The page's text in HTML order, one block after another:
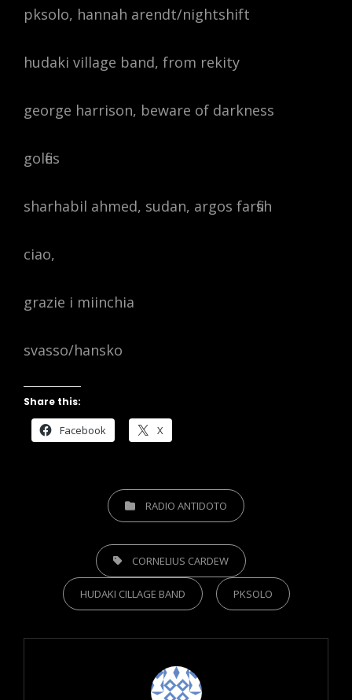
pksolo, hannah arendt/nightshift
hudaki village band, from rekity
george harrison, beware of darkness
golfies
sharhabil ahmed, sudan, argos farfish
ciao,
grazie i miinchia
svasso/hansko
Share this:
Facebook X
CATEGORIESRADIO ANTIDOTO
TAGS, CORNELIUS CARDEW
HUDAKI CILLAGE BAND PKSOLO